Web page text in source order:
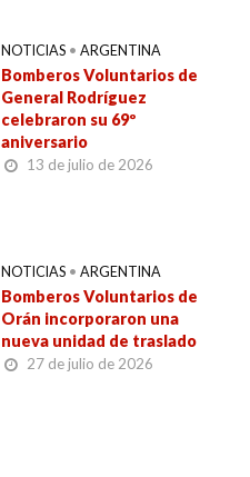
NOTICIAS • ARGENTINA
Bomberos Voluntarios de
General Rodríguez
celebraron su 69º
aniversario
13 de julio de 2026
NOTICIAS • ARGENTINA
Bomberos Voluntarios de
Orán incorporaron una
nueva unidad de traslado
27 de julio de 2026